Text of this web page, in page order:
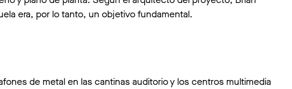
era, por lo tanto, un objetivo fundamental.
de metal en las cantinas auditorio y los centros multimedia